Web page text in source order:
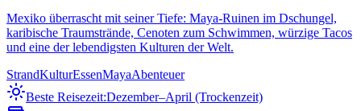
Mexiko überrascht mit seiner Tiefe: Maya-Ruinen im Dschungel,
karibische Traumstrände, Cenoten zum Schwimmen, würzige Tacos
und eine der lebendigsten Kulturen der Welt.
StrandKulturEssenMayaAbenteuer
Beste Reisezeit:Dezember–April (Trockenzeit)